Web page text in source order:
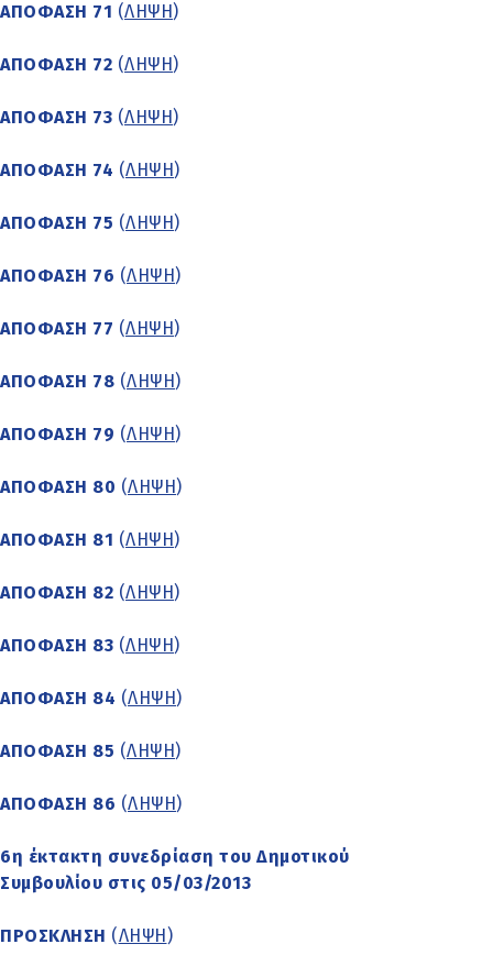
ΑΠΟΦΑΣΗ 71 (ΛΗΨΗ )
ΑΠΟΦΑΣΗ 72 (ΛΗΨΗ )
ΑΠΟΦΑΣΗ 73 (ΛΗΨΗ )
ΑΠΟΦΑΣΗ 74 (ΛΗΨΗ )
ΑΠΟΦΑΣΗ 75 (ΛΗΨΗ )
ΑΠΟΦΑΣΗ 76 (ΛΗΨΗ )
ΑΠΟΦΑΣΗ 77 (ΛΗΨΗ )
ΑΠΟΦΑΣΗ 78 (ΛΗΨΗ )
ΑΠΟΦΑΣΗ 79 (ΛΗΨΗ )
ΑΠΟΦΑΣΗ 80 (ΛΗΨΗ )
ΑΠΟΦΑΣΗ 81 (ΛΗΨΗ )
ΑΠΟΦΑΣΗ 82 (ΛΗΨΗ )
ΑΠΟΦΑΣΗ 83 (ΛΗΨΗ )
ΑΠΟΦΑΣΗ 84 (ΛΗΨΗ )
ΑΠΟΦΑΣΗ 85 (ΛΗΨΗ )
ΑΠΟΦΑΣΗ 86 (ΛΗΨΗ )
6η έκτακτη συνεδρίαση του Δημοτικού
Συμβουλίου στις 05/03/2013
ΠΡΟΣΚΛΗΣΗ (ΛΗΨΗ )